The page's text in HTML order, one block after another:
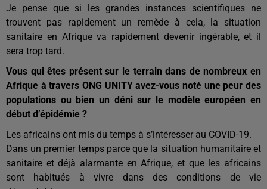
Je pense que si les grandes instances scientifiques ne
trouvent pas rapidement un remède à cela, la situation
sanitaire en Afrique va rapidement devenir ingérable, et il
sera trop tard.
Vous qui êtes présent sur le terrain dans de nombreux en
Afrique à travers ONG UNITY avez-vous noté une peur des
populations ou bien un déni sur le modèle européen en
début d’épidémie ?
Les africains ont mis du temps à s’intéresser au COVID-19.
Dans un premier temps parce que la situation humanitaire et
sanitaire et déjà alarmante en Afrique, et que les africains
sont habitués à vivre dans des conditions de vie